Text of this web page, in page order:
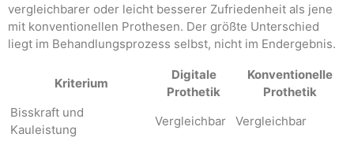
vergleichbarer oder leicht besserer Zufriedenheit als jene
mit konventionellen Prothesen. Der größte Unterschied
liegt im Behandlungsprozess selbst, nicht im Endergebnis.
Kriterium
Digitale
Prothetik
Konventionelle
Prothetik
Bisskraft und
Kauleistung
Vergleichbar
Vergleichbar